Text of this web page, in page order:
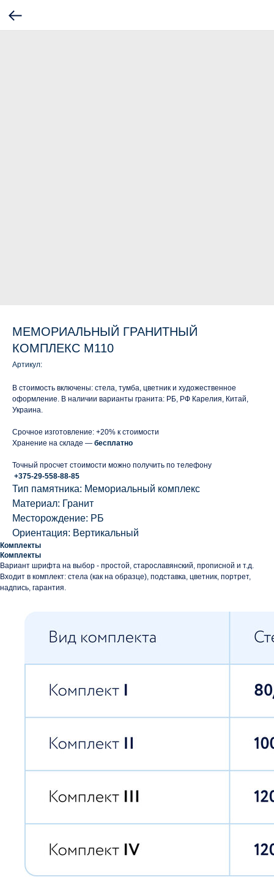
МЕМОРИАЛЬНЫЙ ГРАНИТНЫЙ
КОМПЛЕКС М110
Артикул:
В стоимость включены: стела, тумба, цветник и художественное
оформление. В наличии варианты гранита: РБ, РФ Карелия, Китай,
Украина.
Срочное изготовление: +20% к стоимости
Хранение на складе — бесплатно
Точный просчет стоимости можно получить по телефону
+375-29-558-88-85
Тип памятника: Мемориальный комплекс
Материал: Гранит
Месторождение: РБ
Ориентация: Вертикальный
Комплекты
Комплекты
Вариант шрифта на выбор - простой, старославянский, прописной и т.д.
Входит в комплект: стела (как на образце), подставка, цветник, портрет,
надпись, гарантия.